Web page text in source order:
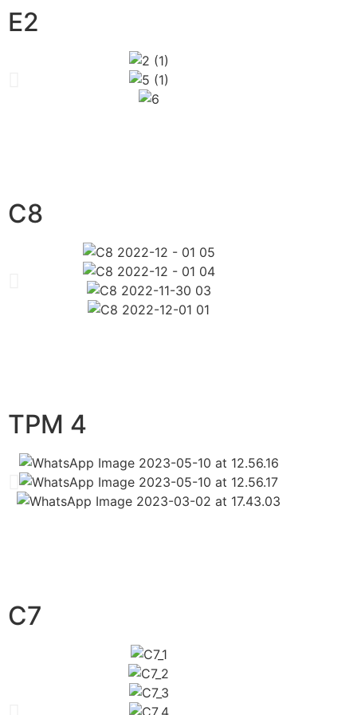
E2
C8
TPM 4
C7